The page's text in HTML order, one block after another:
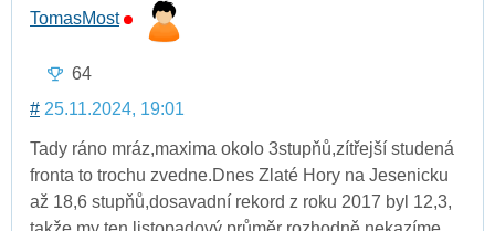
TomasMost
64
# 25.11.2024, 19:01
Tady ráno mráz,maxima okolo 3stupňů,zítřejší studená
fronta to trochu zvedne.Dnes Zlaté Hory na Jesenicku
až 18,6 stupňů,dosavadní rekord z roku 2017 byl 12,3,